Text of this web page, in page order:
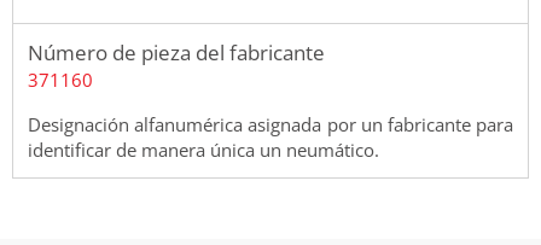
Número de pieza del fabricante
371160
Designación alfanumérica asignada por un fabricante para
identificar de manera única un neumático.